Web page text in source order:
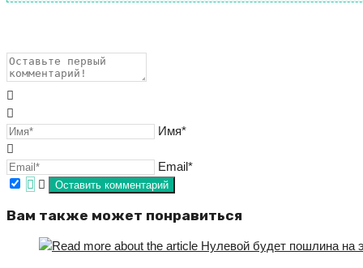
Имя*
Email*
Вам также может понравиться